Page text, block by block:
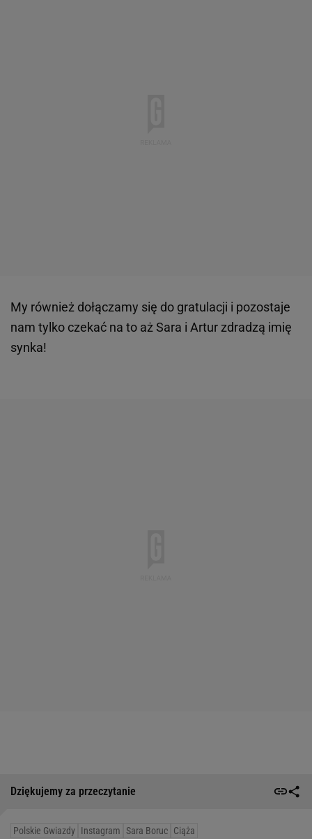
My również dołączamy się do gratulacji i pozostaje
nam tylko czekać na to aż Sara i Artur zdradzą imię
synka!
Dziękujemy za przeczytanie
Polskie Gwiazdy Instagram Sara Boruc Ciąża